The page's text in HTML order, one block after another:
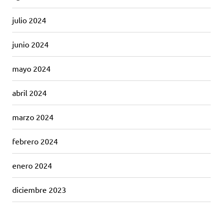
julio 2024
junio 2024
mayo 2024
abril 2024
marzo 2024
febrero 2024
enero 2024
diciembre 2023